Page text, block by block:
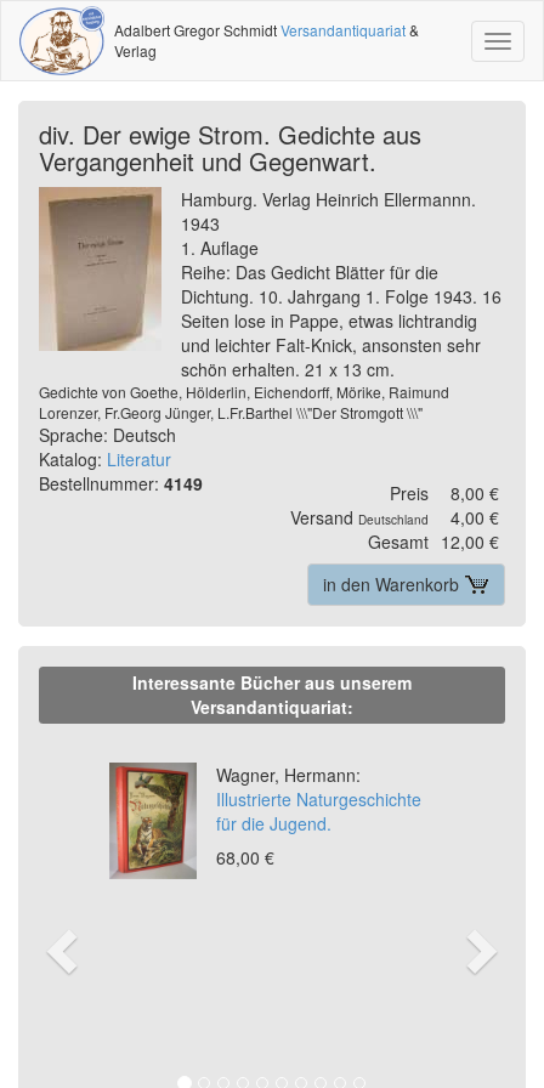
Adalbert Gregor SchmidtVersandantiquariat&
Verlag
div. Der ewige Strom. Gedichte aus
Vergangenheit und Gegenwart.
Hamburg. Verlag Heinrich Ellermannn.
1943
1. Auflage
Reihe: Das Gedicht Blätter für die
Dichtung. 10. Jahrgang 1. Folge 1943. 16
Seiten lose in Pappe, etwas lichtrandig
und leichter Falt-Knick, ansonsten sehr
schön erhalten. 21 x 13 cm.
Gedichte von Goethe, Hölderlin, Eichendorff, Mörike, Raimund
Lorenzer, Fr.Georg Jünger, L.Fr.Barthel \\\"Der Stromgott \\\"
Sprache: Deutsch
Katalog: Literatur
Bestellnummer: 4149 Preis
8,00 €
Versand Deutschland
4,00 €
Gesamt 12,00 €
in den Warenkorb
Interessante Bücher aus unserem
Versandantiquariat:
Wagner, Hermann:
Illustrierte Naturgeschichte
für die Jugend.
68,00 €
Previous